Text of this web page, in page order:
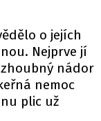
o jejích
Nejprve jí
nádor
nemoc
plic už